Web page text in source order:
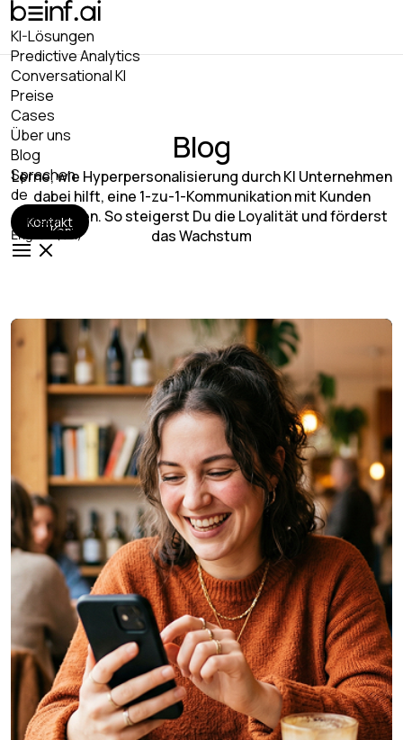
KI-Lösungen
Predictive Analytics
Conversational KI
Preise
Сases
Über uns
Blog
Sprachen
de
Deutsch
English (UK)
Kontakt
Kontakt
Blog
Lerne, wie Hyperpersonalisierung durch KI Unternehmen
dabei hilft, eine 1-zu-1-Kommunikation mit Kunden
aufzubauen. So steigerst Du die Loyalität und förderst
das Wachstum